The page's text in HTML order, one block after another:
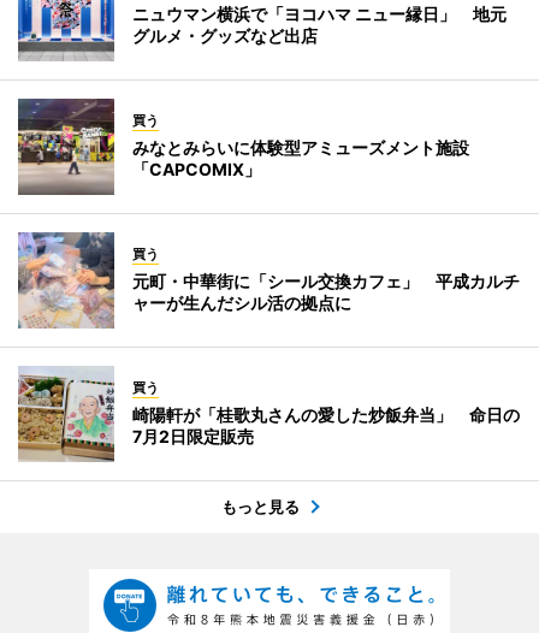
ニュウマン横浜で「ヨコハマ ニュー縁日」 地元
グルメ・グッズなど出店
買う
みなとみらいに体験型アミューズメント施設
「CAPCOMIX」
買う
元町・中華街に「シール交換カフェ」 平成カルチ
ャーが生んだシル活の拠点に
買う
崎陽軒が「桂歌丸さんの愛した炒飯弁当」 命日の
7月2日限定販売
もっと見る